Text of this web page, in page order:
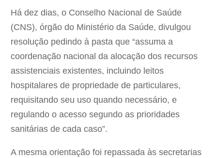
Há dez dias, o Conselho Nacional de Saúde
(CNS), órgão do Ministério da Saúde, divulgou
resolução pedindo à pasta que “assuma a
coordenação nacional da alocação dos recursos
assistenciais existentes, incluindo leitos
hospitalares de propriedade de particulares,
requisitando seu uso quando necessário, e
regulando o acesso segundo as prioridades
sanitárias de cada caso”.
A mesma orientação foi repassada às secretarias